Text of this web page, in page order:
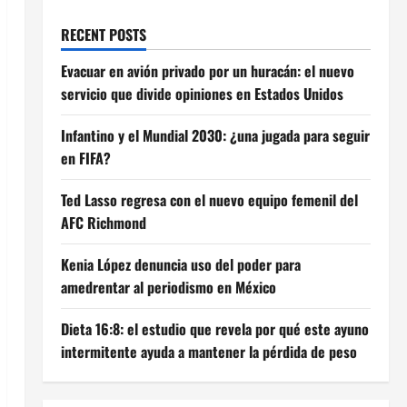
RECENT POSTS
Evacuar en avión privado por un huracán: el nuevo
servicio que divide opiniones en Estados Unidos
Infantino y el Mundial 2030: ¿una jugada para seguir
en FIFA?
Ted Lasso regresa con el nuevo equipo femenil del
AFC Richmond
Kenia López denuncia uso del poder para
amedrentar al periodismo en México
Dieta 16:8: el estudio que revela por qué este ayuno
intermitente ayuda a mantener la pérdida de peso